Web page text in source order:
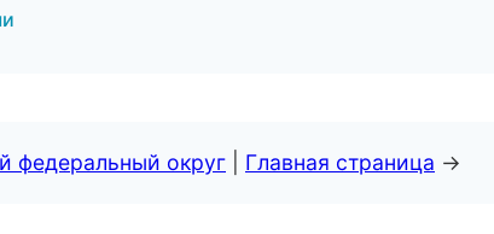
федеральный округ Главная страница →